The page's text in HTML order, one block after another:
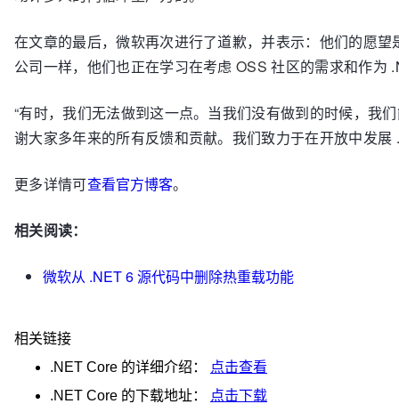
在文章的最后，微软再次进行了道歉，并表示：他们的愿
公司一样，他们也正在学习在考虑OSS社区的需求和作为
“有时，我们无法做到这一点。当我们没有做到的时候，我
谢大家多年来的所有反馈和贡献。我们致力于在开放中发
更多详情可查看官方博客。
相关阅读：
微软从 .NET 6 源代码中删除热重载功能
相关链接
.NET Core 的详细介绍：
点击查看
.NET Core 的下载地址： 点击下载